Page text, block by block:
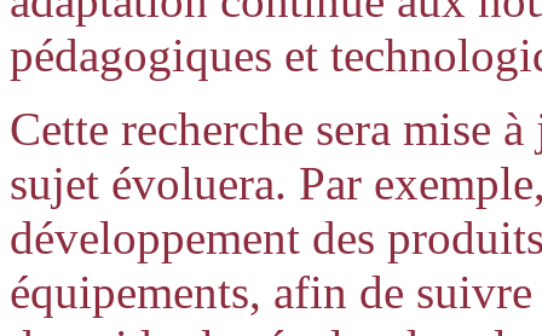
pédagogiques et
Cette recherche sera mise
sujet évoluera. Par
développement des
équipements, afin de